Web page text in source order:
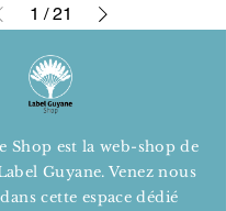
1 / 21
Shop est la web-shop de
Guyane. Venez nous
cette espace dédié